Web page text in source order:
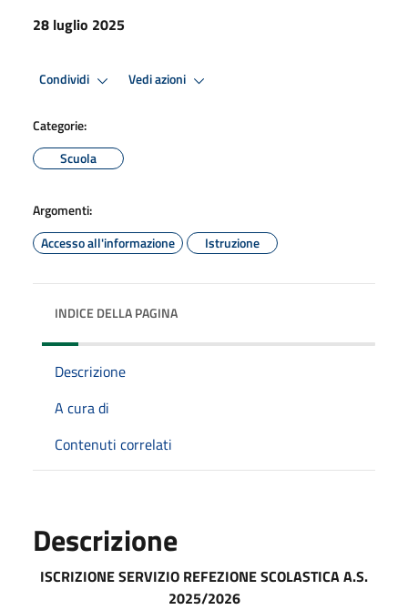
28 luglio 2025
Condividi Vedi azioni
Categorie:
Scuola
Argomenti:
Accesso all'informazione
Istruzione
INDICE DELLA PAGINA
Descrizione
A cura di
Contenuti correlati
Descrizione
ISCRIZIONE SERVIZIO REFEZIONE SCOLASTICA A.S.
2025/2026